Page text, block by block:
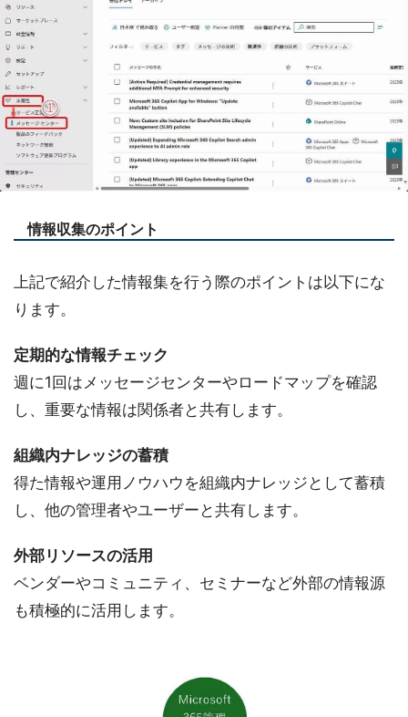
情報収集のポイント
上記で紹介した情報集を行う際のポイントは以下にな
ります。
定期的な情報チェック
週に1回はメッセージセンターやロードマップを確認
し、重要な情報は関係者と共有します。
組織内ナレッジの蓄積
得た情報や運用ノウハウを組織内ナレッジとして蓄積
し、他の管理者やユーザーと共有します。
外部リソースの活用
ベンダーやコミュニティ、セミナーなど外部の情報源
も積極的に活用します。